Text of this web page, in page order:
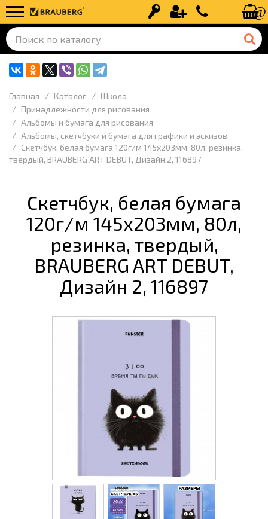
Вход Регистрация+7 (499) 110-
Главная Каталог
Школа
Принадлежности для рисования
Альбомы и бумага для рисования
Альбомы, скетчбуки и бумага для графики и эскизов
Скетчбук, белая бумага 120г/м 145х203мм, 80л, резинка,
твердый, BRAUBERG ART DEBUT, Дизайн 2, 116897
Скетчбук, белая бумага
120г/м 145х203мм, 80л,
резинка, твердый,
BRAUBERG ART DEBUT,
Дизайн 2, 116897